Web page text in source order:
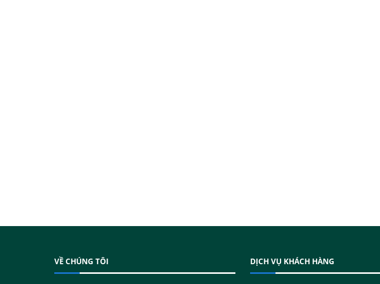
VỀ CHÚNG TÔI DỊCH VỤ KHÁCH HÀNG